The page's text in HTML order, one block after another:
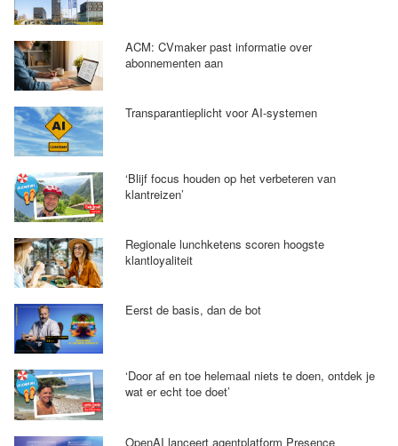
ACM: CVmaker past informatie over
abonnementen aan
Transparantieplicht voor AI-systemen
‘Blijf focus houden op het verbeteren van
klantreizen’
Regionale lunchketens scoren hoogste
klantloyaliteit
Eerst de basis, dan de bot
‘Door af en toe helemaal niets te doen, ontdek je
wat er echt toe doet’
OpenAI lanceert agentplatform Presence